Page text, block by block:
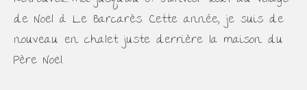
de Noël à Le Barcarès. Cette année, je suis de
nouveau en chalet juste derrière la maison du
Père Noël.